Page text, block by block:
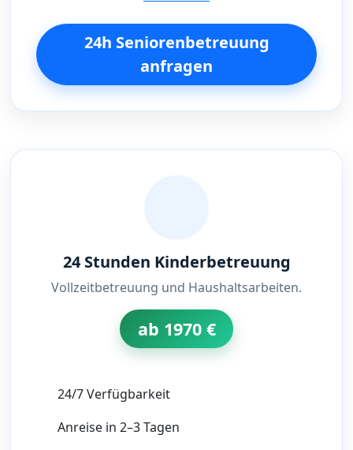
24h Seniorenbetreuung
anfragen
24 Stunden Kinderbetreuung
Vollzeitbetreuung und Haushaltsarbeiten.
ab 1970 €
24/7 Verfügbarkeit
Anreise in 2–3 Tagen